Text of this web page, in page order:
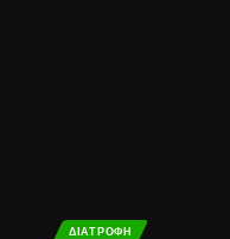
ΔΙΑΤΡΟΦΉ